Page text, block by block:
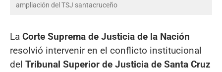
ampliación del TSJ santacruceño
La Corte Suprema de Justicia de la Nación
resolvió intervenir en el conflicto institucional
del Tribunal Superior de Justicia de Santa Cruz